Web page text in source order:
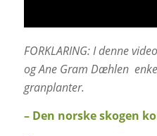
FORKLARING: I denne
og Ane Gram Dæhlen
granplanter.
– Den norske skogen